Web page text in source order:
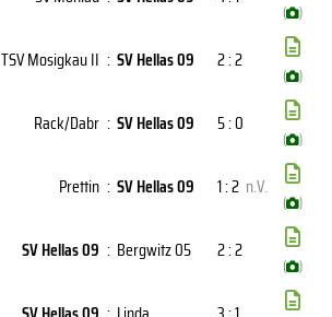
( )
TSV Mosigkau II : SV Hellas 09 2 : 2
( )
Rack/Dabr : SV Hellas 09 5 : 0
( )
Prettin : SV Hellas 09 1 : 2 n.V.
( )
SV Hellas 09 : Bergwitz 05 2 : 2
( )